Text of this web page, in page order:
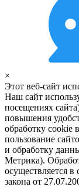
×
Этот веб-сайт
Наш сайт
посещениях
повышения
обработку cookie
пользование
и обработку
Метрика).
осуществляется
закона от